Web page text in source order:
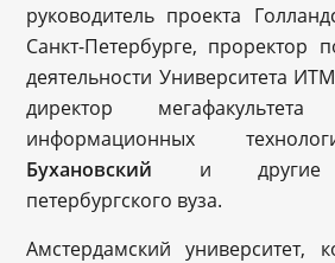
руководитель проекта
Санкт-Петербурге, проректор
деятельности Университета
директор мегафакультета
информационных
Бухановский и другие
петербургского вуза.
Амстердамский университет,